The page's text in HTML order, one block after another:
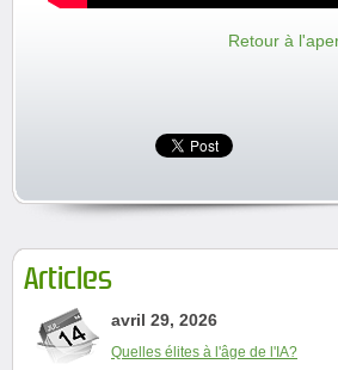
Retour à
Articles
avril 29, 2026
Quelles élites à l'âge de l'IA?